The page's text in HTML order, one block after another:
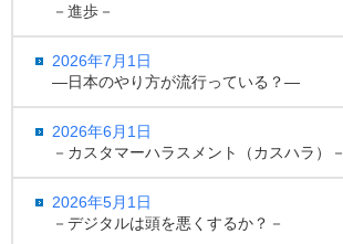
－進歩－
2026年7月1日
―日本のやり方が流行っている？―
2026年6月1日
－カスタマーハラスメント（カスハラ）－
2026年5月1日
－デジタルは頭を悪くするか？－